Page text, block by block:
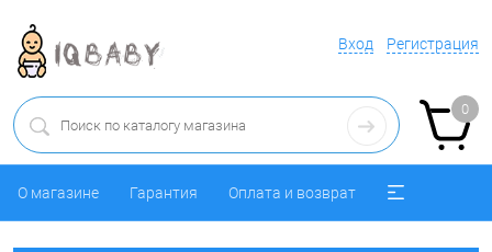
Вход Регистрация
0
О магазине Гарантия Оплата и возврат